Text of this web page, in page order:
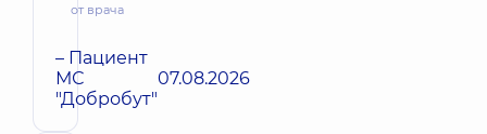
от врача
– Пациент
МС
"Добробут"
07.08.2026